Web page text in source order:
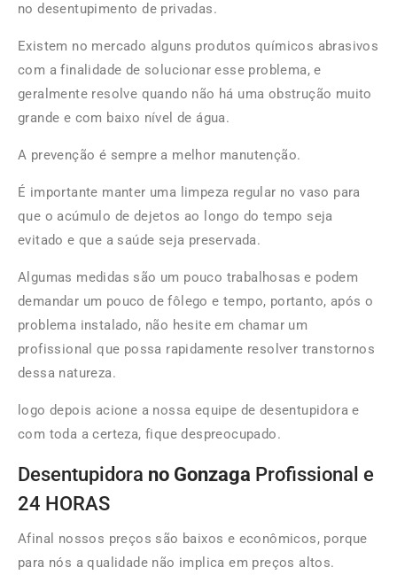
no desentupimento de privadas.
Existem no mercado alguns produtos químicos abrasivos
com a finalidade de solucionar esse problema, e
geralmente resolve quando não há uma obstrução muito
grande e com baixo nível de água.
A prevenção é sempre a melhor manutenção.
É importante manter uma limpeza regular no vaso para
que o acúmulo de dejetos ao longo do tempo seja
evitado e que a saúde seja preservada.
Algumas medidas são um pouco trabalhosas e podem
demandar um pouco de fôlego e tempo, portanto, após o
problema instalado, não hesite em chamar um
profissional que possa rapidamente resolver transtornos
dessa natureza.
logo depois acione a nossa equipe de desentupidora e
com toda a certeza, fique despreocupado.
Desentupidora no Gonzaga Profissional e
24 HORAS
Afinal nossos preços são baixos e econômicos, porque
para nós a qualidade não implica em preços altos.